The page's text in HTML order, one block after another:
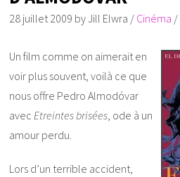
28 juillet 2009 byJill Elwra / Cinéma /
Un film comme on aimerait en
voir plus souvent, voilà ce que
nous offre Pedro Almodóvar
avecEtreintes brisées, ode à un
amour perdu.
Lors d’un terrible accident,